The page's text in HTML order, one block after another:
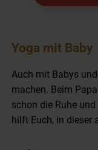
Yoga mit Baby
Auch mit Babys
machen. Beim
schon die Ruhe
hilft Euch, in dieser